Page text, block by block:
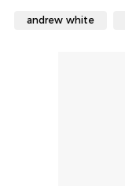
andrew white